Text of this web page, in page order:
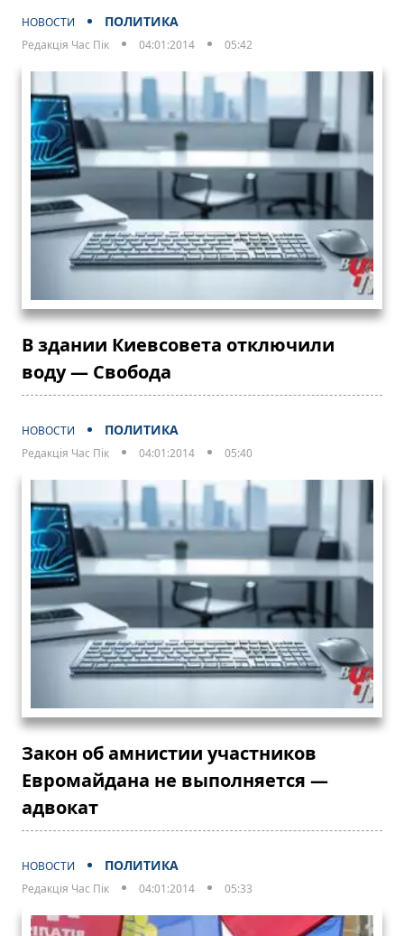
НОВОСТИ ПОЛИТИКА
Редакція Час Пік 04:01:2014 05:42
В здании Киевсовета отключили
воду — Свобода
НОВОСТИ ПОЛИТИКА
Редакція Час Пік 04:01:2014 05:40
Закон об амнистии участников
Евромайдана не выполняется —
адвокат
НОВОСТИ ПОЛИТИКА
Редакція Час Пік 04:01:2014 05:33